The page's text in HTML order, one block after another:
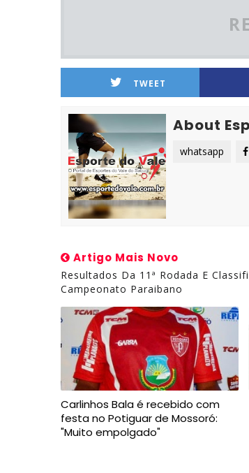
TWEET
About
whatsapp
Artigo Mais Novo
Resultados Da 11ª Rodada E
Campeonato Paraibano
Carlinhos Bala é recebido com
festa no Potiguar de Mossoró:
"Muito empolgado"